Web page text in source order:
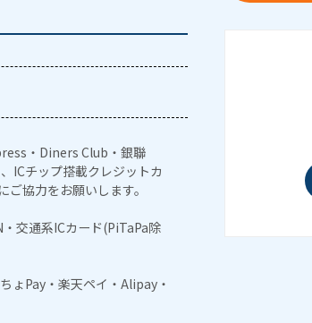
・Diners Club・銀聯
ICチップ搭載クレジットカ
協力をお願いします。
交通系ICカード(PiTaPa除
ょPay・楽天ペイ・Alipay・